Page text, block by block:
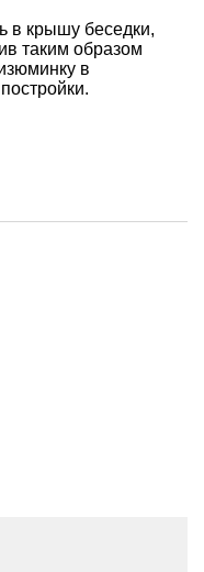
в крышу беседки,
таким образом
в